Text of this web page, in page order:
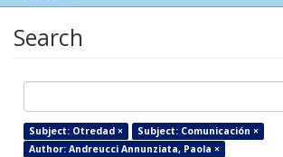
Search
Subject: Otredad ×
Subject: Comunicación ×
Author: Andreucci Annunziata, Paola ×